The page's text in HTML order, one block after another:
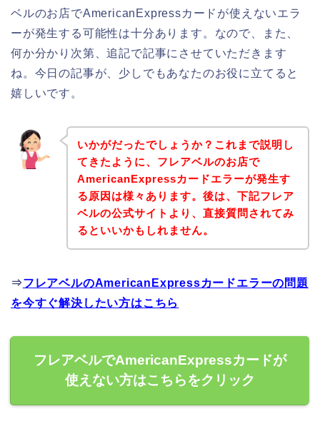
ベルのお店でAmericanExpressカードが使えないエラ
ーが発生する可能性は十分あります。なので、また、
何か分かり次第、追記で記事にさせていただきます
ね。今日の記事が、少しでもあなたのお役に立てると
嬉しいです。
いかがだったでしょうか？これまで説明し
てきたように、フレアベルのお店で
AmericanExpressカードエラーが発生す
る原因は様々あります。後は、下記フレア
ベルの公式サイトより、直接質問されてみ
るといいかもしれません。
⇒フレアベルのAmericanExpressカードエラーの問題
を今すぐ解決したい方はこちら
フレアベルでAmericanExpressカードが
使えない方はこちらをクリック